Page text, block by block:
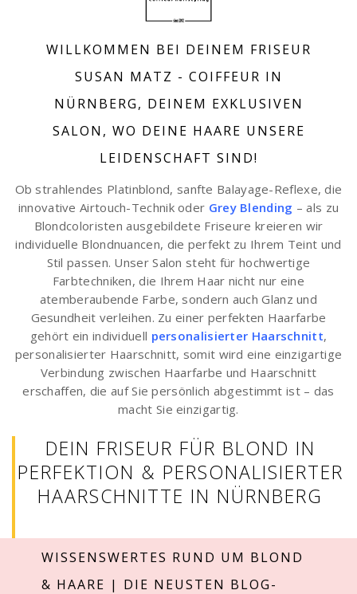
WILLKOMMEN BEI DEINEM FRISEUR
SUSAN MATZ - COIFFEUR IN
NÜRNBERG, DEINEM EXKLUSIVEN
SALON, WO DEINE HAARE UNSERE
LEIDENSCHAFT SIND!
Ob strahlendes Platinblond, sanfte Balayage-Reflexe, die
innovative Airtouch-Technik oder Grey Blending – als zu
Blondcoloristen ausgebildete Friseure kreieren wir
individuelle Blondnuancen, die perfekt zu Ihrem Teint und
Stil passen. Unser Salon steht für hochwertige
Farbtechniken, die Ihrem Haar nicht nur eine
atemberaubende Farbe, sondern auch Glanz und
Gesundheit verleihen. Zu einer perfekten Haarfarbe
gehört ein individuell personalisierter Haarschnitt,
personalisierter Haarschnitt, somit wird eine einzigartige
Verbindung zwischen Haarfarbe und Haarschnitt
erschaffen, die auf Sie persönlich abgestimmt ist – das
macht Sie einzigartig.
DEIN FRISEUR FÜR BLOND IN
PERFEKTION & PERSONALISIERTER
HAARSCHNITTE IN NÜRNBERG
WISSENSWERTES RUND UM BLOND
& HAARE | DIE NEUSTEN BLOG-